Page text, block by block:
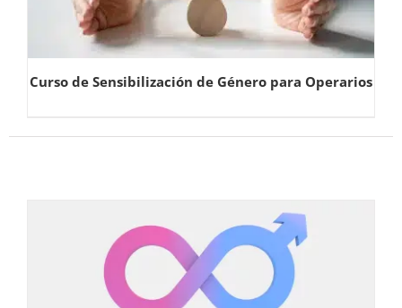
Curso de Sensibilización de Género para Operarios